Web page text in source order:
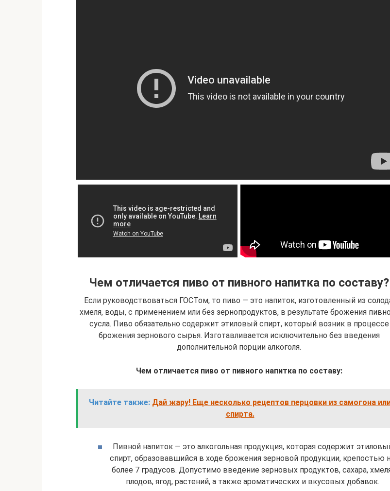
Чем отличается пиво от пивного напитка по составу?
Если руководствоваться ГОСТом, то пиво — это напиток, изготовленный из
хмеля, воды, с применением или без зернопродуктов, в результате брожения
сусла. Пиво обязательно содержит этиловый спирт, который возник в процессе
брожения зернового сырья. Изготавливается исключительно без введения
дополнительной порции алкоголя.
Чем отличается пиво от пивного напитка по составу:
Читайте также: Дай жару! Еще несколько рецептов перцовки из самогона
спирта.
Пивной напиток — это алкогольная продукция, которая содержит
спирт, образовавшийся в ходе брожения зерновой продукции, крепостью
более 7 градусов. Допустимо введение зерновых продуктов, сахара,
плодов, ягод, растений, а также ароматических и вкусовых добавок.